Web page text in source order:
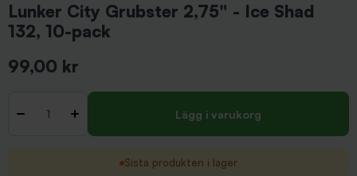
Lunker City Grubster 2,75" - Ice Shad
132, 10-pack
99,00 kr
- + Lägg i varukorg
Sista produkten i lager